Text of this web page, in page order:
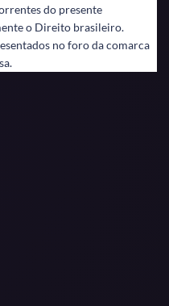
do presente
o Direito brasileiro.
no foro da comarca